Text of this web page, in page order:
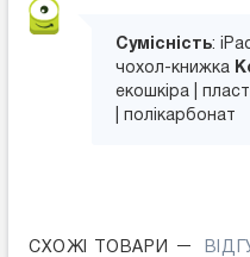
Сумісність:
чохол-книжка
екошкіра |
| полікарбонат
СХОЖІ ТОВАРИ